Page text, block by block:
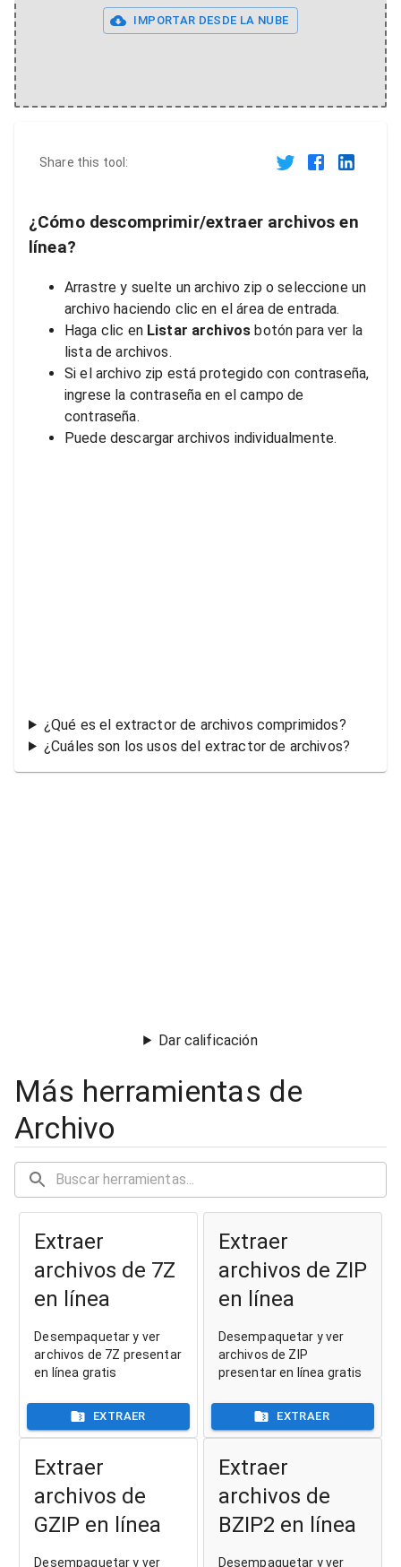
IMPORTAR DESDE LA NUBE
Share this tool:
¿Cómo descomprimir/extraer archivos en
línea?
Arrastre y suelte un archivo zip o seleccione un
archivo haciendo clic en el área de entrada.
Haga clic en Listar archivos botón para ver la
lista de archivos.
Si el archivo zip está protegido con contraseña,
ingrese la contraseña en el campo de
contraseña.
Puede descargar archivos individualmente.
¿Qué es el extractor de archivos comprimidos?
¿Cuáles son los usos del extractor de archivos?
Dar calificación
Más herramientas de
Archivo
Extraer
archivos de 7Z
en línea
Desempaquetar y ver
archivos de 7Z presentar
en línea gratis
EXTRAER
Extraer
archivos de ZIP
en línea
Desempaquetar y ver
archivos de ZIP
presentar en línea gratis
EXTRAER
Extraer
archivos de
GZIP en línea
Desempaquetar y ver
Extraer
archivos de
BZIP2 en línea
Desempaquetar y ver